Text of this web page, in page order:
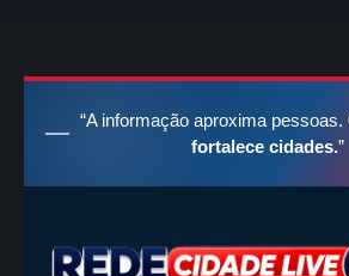
“A informação aproxima pessoas.
fortalece cidades.”